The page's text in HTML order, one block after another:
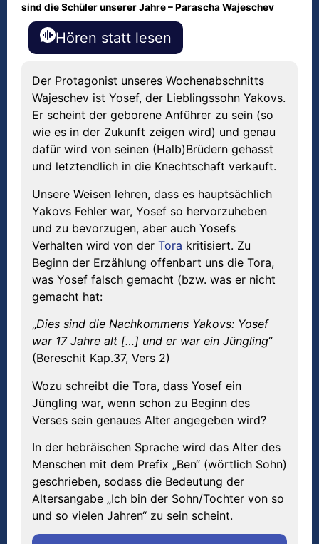
sind die Schüler unserer Jahre – Parascha Wajeschev
Hören statt lesen
Der Protagonist unseres Wochenabschnitts
Wajeschev ist Yosef, der Lieblingssohn Yakovs.
Er scheint der geborene Anführer zu sein (so
wie es in der Zukunft zeigen wird) und genau
dafür wird von seinen (Halb)Brüdern gehasst
und letztendlich in die Knechtschaft verkauft.
Unsere Weisen lehren, dass es hauptsächlich
Yakovs Fehler war, Yosef so hervorzuheben
und zu bevorzugen, aber auch Yosefs
Verhalten wird von der Tora kritisiert. Zu
Beginn der Erzählung offenbart uns die Tora,
was Yosef falsch gemacht (bzw. was er nicht
gemacht hat:
„Dies sind die Nachkommens Yakovs: Yosef
war 17 Jahre alt […] und er war ein Jüngling“
(Bereschit Kap.37, Vers 2)
Wozu schreibt die Tora, dass Yosef ein
Jüngling war, wenn schon zu Beginn des
Verses sein genaues Alter angegeben wird?
In der hebräischen Sprache wird das Alter des
Menschen mit dem Prefix „Ben“ (wörtlich Sohn)
geschrieben, sodass die Bedeutung der
Altersangabe „Ich bin der Sohn/Tochter von so
und so vielen Jahren“ zu sein scheint.